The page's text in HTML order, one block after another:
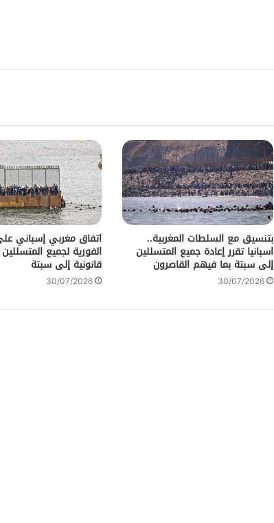
بتنسيق مع السلطات المغربية..
اسبانيا تقرر إعادة جميع المتسللين
إلى سبتة بما فيهم القاصرون
30/07/2026
اتفاق مغربي إسباني
الفورية لجميع
قانونية إلى سبتة
30/07/2026